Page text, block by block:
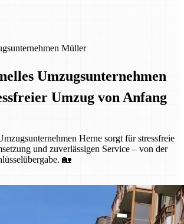
Müller
Umzugsunternehmen
Umzug von Anfang
Herne sorgt für stressfreie
und zuverlässigen Service – von der
🏡